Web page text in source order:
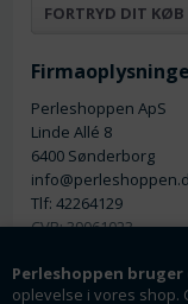
Perleshoppen bruger
oplevelse i vores shop.
FORTRYD DIT KØB
Perleshoppen ApS
Linde Allé 8
6400 Sønderborg
Tlf: 42264129
CVR: 39061023